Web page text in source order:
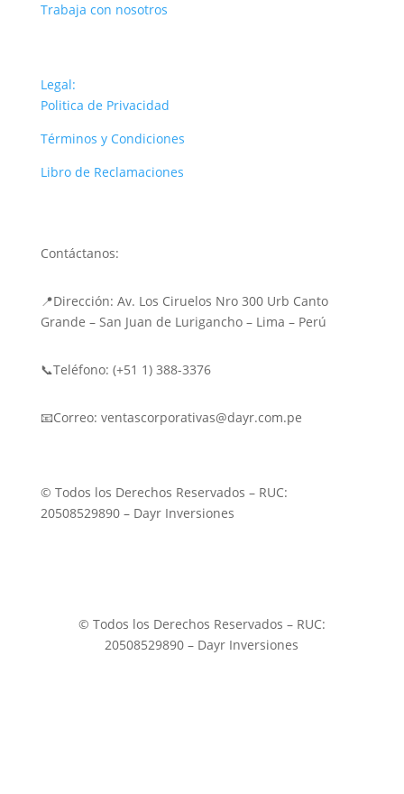
Trabaja con nosotros
Legal:
Politica de Privacidad
Términos y Condiciones
Libro de Reclamaciones
Contáctanos:
📍Dirección: Av. Los Ciruelos Nro 300 Urb Canto
Grande – San Juan de Lurigancho – Lima – Perú
📞Teléfono: (+51 1) 388-3376
📧Correo: ventascorporativas@dayr.com.pe
© Todos los Derechos Reservados – RUC:
20508529890 – Dayr Inversiones
© Todos los Derechos Reservados – RUC:
20508529890 – Dayr Inversiones